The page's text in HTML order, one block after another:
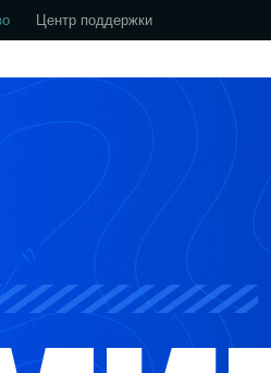
Центр поддержки